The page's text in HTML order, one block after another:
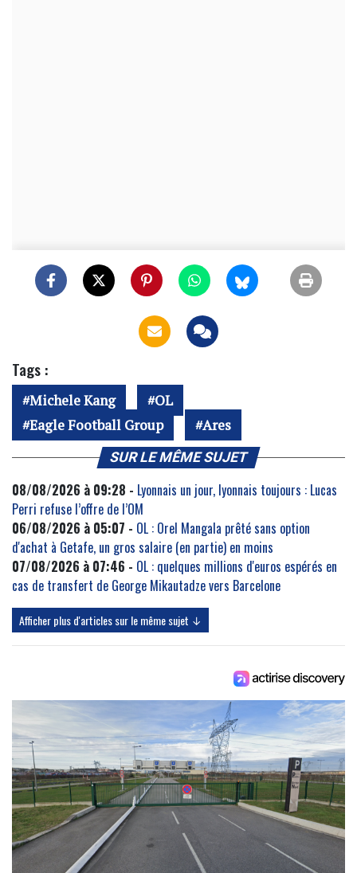
Tags :
Michele Kang
OL
Eagle Football Group
Ares
SUR LE MÊME SUJET
08/08/2026 à 09:28 - Lyonnais un jour, lyonnais toujours : Lucas
Perri refuse l’offre de l’OM
06/08/2026 à 05:07 - OL : Orel Mangala prêté sans option
d'achat à Getafe, un gros salaire (en partie) en moins
07/08/2026 à 07:46 - OL : quelques millions d'euros espérés en
cas de transfert de George Mikautadze vers Barcelone
Afficher plus d'articles sur le même sujet ↓